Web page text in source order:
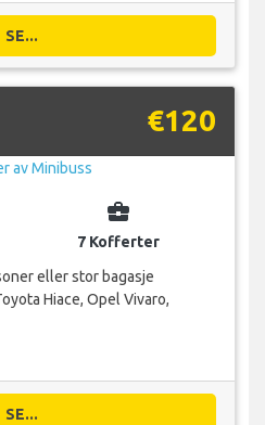
SE...
€120
business_center
7 Kofferter
eller stor bagasje
Hiace, Opel Vivaro,
SE...